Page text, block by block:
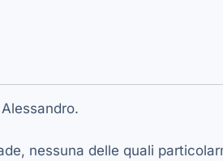
nessuna delle quali